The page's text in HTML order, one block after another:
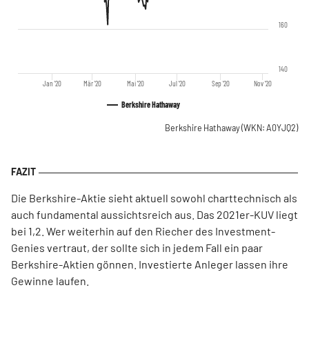
Berkshire Hathaway
Jan '20 Mär '20 Mai '20 Jul '20 Sep '20 Nov '20
140
160
Berkshire Hathaway(WKN: A0YJQ2)
Die Berkshire-Aktie sieht aktuell sowohl charttechnisch als
auch fundamental aussichtsreich aus. Das 2021er-KUV liegt
bei 1,2. Wer weiterhin auf den Riecher des Investment-
Genies vertraut, der sollte sich in jedem Fall ein paar
Berkshire-Aktien gönnen. Investierte Anleger lassen ihre
Gewinne laufen.